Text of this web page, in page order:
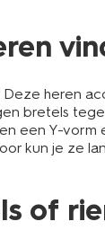
Deze heren
bretels
een Y-
kun je ze
of